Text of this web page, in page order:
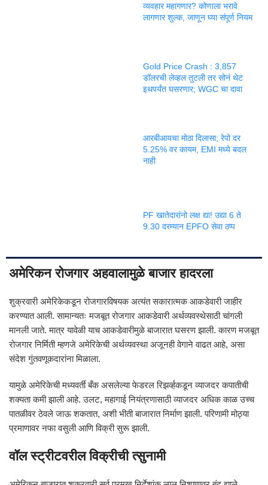
व्यवहार महागणार? कोणाला भरावे
लागणार शुल्क, जाणून घ्या संपूर्ण नियम
Gold Price Crash : 3,857
डॉलरची लेव्हल तुटली तर सोनं थेट
इथपर्यंत घसरणार; WGC चा दावा
आरबीआयचा मोठा दिलासा; रेपो दर
5.25% वर कायम, EMI मध्ये बदल
नाही
PF खातेदारांनो लक्ष द्या! उद्या 6 ते
9.30 दरम्यान EPFO सेवा ठप्प
अमेरिकन रोजगार अहवालामुळे बाजार हादरला
शुक्रवारी अमेरिकेकडून रोजगारविषयक अत्यंत सकारात्मक आकडेवारी जाहीर
करण्यात आली. सामान्यतः मजबूत रोजगार आकडेवारी अर्थव्यवस्थेसाठी चांगली
मानली जाते. मात्र यावेळी याच आकडेवारीमुळे बाजारात घसरण झाली. कारण मजबूत
रोजगार निर्मिती म्हणजे अमेरिकेची अर्थव्यवस्था अजूनही वेगाने वाढत आहे, असा
संदेश गुंतवणूकदारांना मिळाला.
यामुळे अमेरिकेची मध्यवर्ती बँक असलेल्या फेडरल रिझर्व्हकडून व्याजदर कपातीची
शक्यता कमी झाली आहे. उलट, महागाई नियंत्रणासाठी व्याजदर अधिक काळ उच्च
पातळीवर ठेवले जाऊ शकतात, अशी भीती बाजारात निर्माण झाली. परिणामी मोठ्या
प्रमाणावर नफा वसुली आणि विक्री सुरू झाली.
वॉल स्ट्रीटवरील विक्रीची त्सुनामी